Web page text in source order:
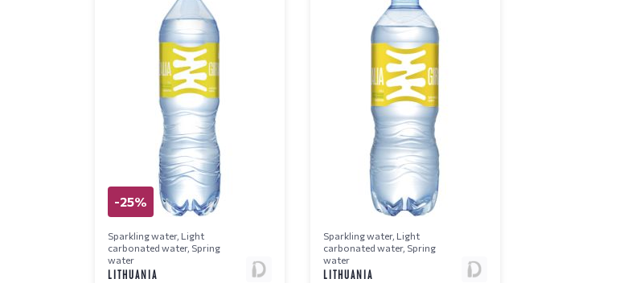
-25%
Sparkling water, Light
carbonated water, Spring
water
LITHUANIA
Sparkling water, Light
carbonated water, Spring
water
LITHUANIA